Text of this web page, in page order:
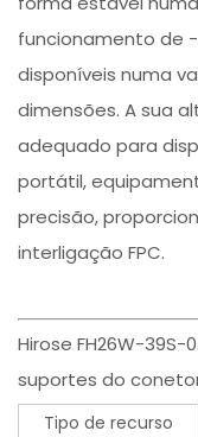
funcionamento de
disponíveis numa
dimensões. A sua
adequado para
portátil,
precisão,
interligação FPC.
Hirose FH26W-
suportes do
Tipo de recurso